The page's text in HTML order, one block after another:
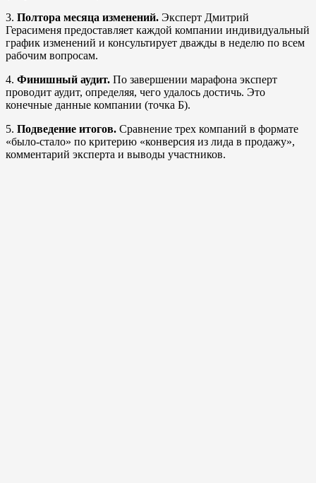
3. Полтора месяца изменений. Эксперт Дмитрий
Герасименя предоставляет каждой компании индивидуальный
график изменений и консультирует дважды в неделю по всем
рабочим вопросам.
4. Финишный аудит. По завершении марафона эксперт
проводит аудит, определяя, чего удалось достичь. Это
конечные данные компании (точка Б).
5. Подведение итогов. Сравнение трех компаний в формате
«было-стало» по критерию «конверсия из лида в продажу»,
комментарий эксперта и выводы участников.